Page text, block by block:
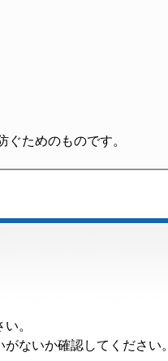
ためのものです。
。
ないか確認してください。